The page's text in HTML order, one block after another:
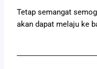
Tetap semangat
akan dapat melaju ke